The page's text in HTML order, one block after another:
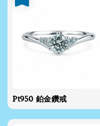
Pt950 鉑金鑽戒